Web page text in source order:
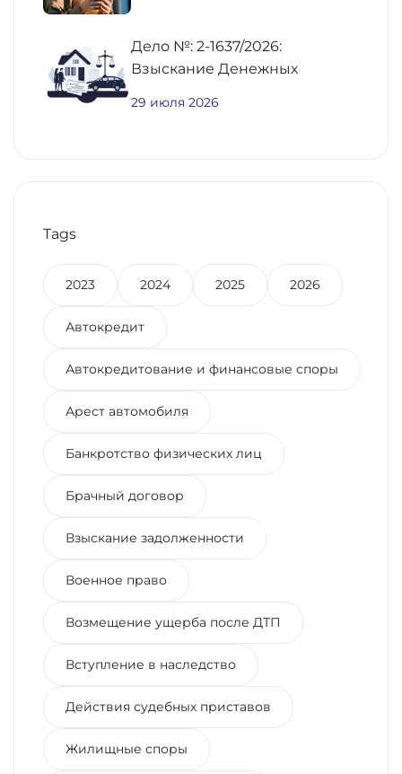
Дело №: 2-1637/2026:
Взыскание Денежных
29 июля 2026
Tags
2023 2024 2025 2026
Автокредит
Автокредитование и финансовые споры
Арест автомобиля
Банкротство физических лиц
Брачный договор
Взыскание задолженности
Военное право
Возмещение ущерба после ДТП
Вступление в наследство
Действия судебных приставов
Жилищные споры